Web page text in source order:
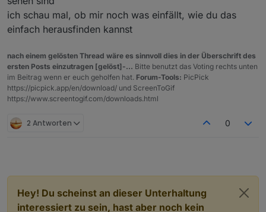
ich schau mal, ob mir noch was einfällt, wie du das
einfach herausfinden kannst
nach einem gelösten Thread wäre es sinnvoll dies in der Überschrift des
ersten Posts einzutragen [gelöst]-... Bitte benutzt das Voting rechts unten
im Beitrag wenn er euch geholfen hat. Forum-Tools: PicPick
https://picpick.app/en/download/ und ScreenToGif
https://www.screentogif.com/downloads.html
2 Antworten 0
Hey! Du scheinst an dieser Unterhaltung
interessiert zu sein, hast aber noch kein